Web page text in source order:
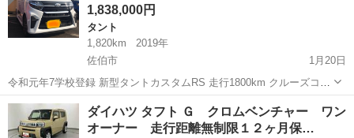
1,838,000円
タント
1,820km
2019年
佐伯市
1月20日
令和元年7学校登録 新型タントカスタムRS 走行1800km クルーズコン
トロール、自動駐車機能付き！ ETC、パノラマモニター付き♬ 最新の
安全装置もつき安心！ パール×黒のツートン! 令和4年7月28日までの車
検付き...
大分 佐伯市 タント タントカスタム
ダイハツ タフト Ｇ クロムベンチャー ワン
オーナー 走行距離無制限１２ヶ月保…